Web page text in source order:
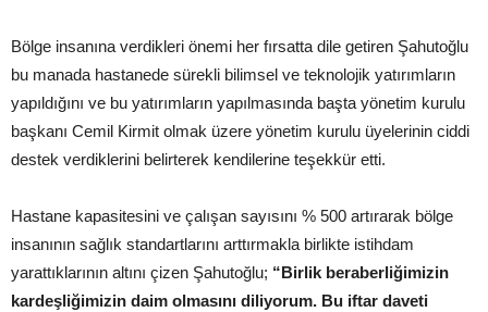
Bölge insanına verdikleri önemi her fırsatta dile getiren Şahutoğlu
bu manada hastanede sürekli bilimsel ve teknolojik yatırımların
yapıldığını ve bu yatırımların yapılmasında başta yönetim kurulu
başkanı Cemil Kirmit olmak üzere yönetim kurulu üyelerinin ciddi
destek verdiklerini belirterek kendilerine teşekkür etti.
Hastane kapasitesini ve çalışan sayısını % 500 artırarak bölge
insanının sağlık standartlarını arttırmakla birlikte istihdam
yarattıklarının altını çizen Şahutoğlu; “Birlik beraberliğimizin
kardeşliğimizin daim olmasını diliyorum. Bu iftar daveti